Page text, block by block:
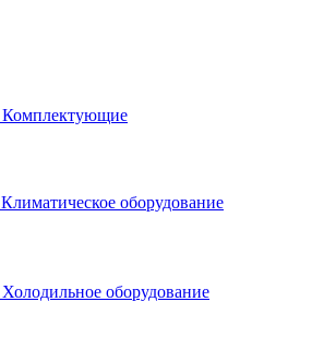
Комплектующие
Климатическое оборудование
Холодильное оборудование